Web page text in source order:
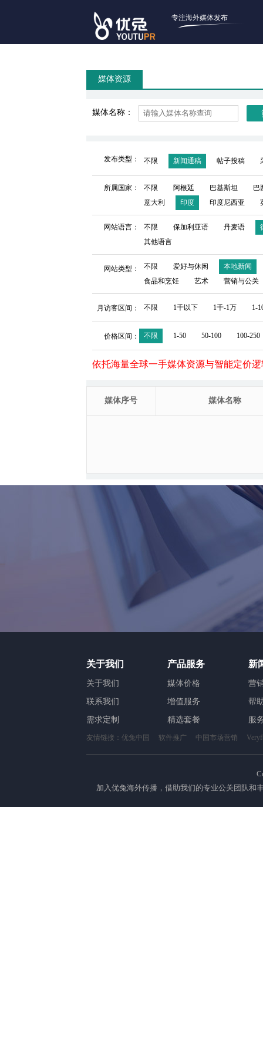
专注海外媒体发布
媒体资源
媒体名称：
发布类型： 不限 新闻通稿 帖子投稿
所属国家： 不限 阿根廷 巴基斯坦
巴
意大利
印度 印度尼西亚
网站语言： 不限 保加利亚语 丹麦语
其他语言
网站类型： 不限 爱好与休闲
本地新闻
食品和烹饪
艺术 营销与公关
月访客区间： 不限 1千以下 1千-1万 1-
价格区间： 不限 1-50 50-100 100-250
依托海量全球一手媒体资源与智能定价
媒体序号 媒体名称
关于我们
关于我们
联系我们
需求定制
产品服务
媒体价格
增值服务
精选套餐
新
营
帮
服
友情链接： 优兔中国 软件推广 中国市场营销
加入优兔海外传播，借助我们的专业公关团队和